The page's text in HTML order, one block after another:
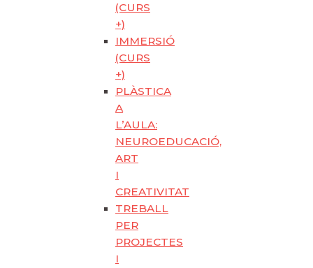
(CURS
+)
IMMERSIÓ
(CURS
+)
PLÀSTICA
A
L’AULA:
NEUROEDUCACIÓ,
ART
I
CREATIVITAT
TREBALL
PER
PROJECTES
I